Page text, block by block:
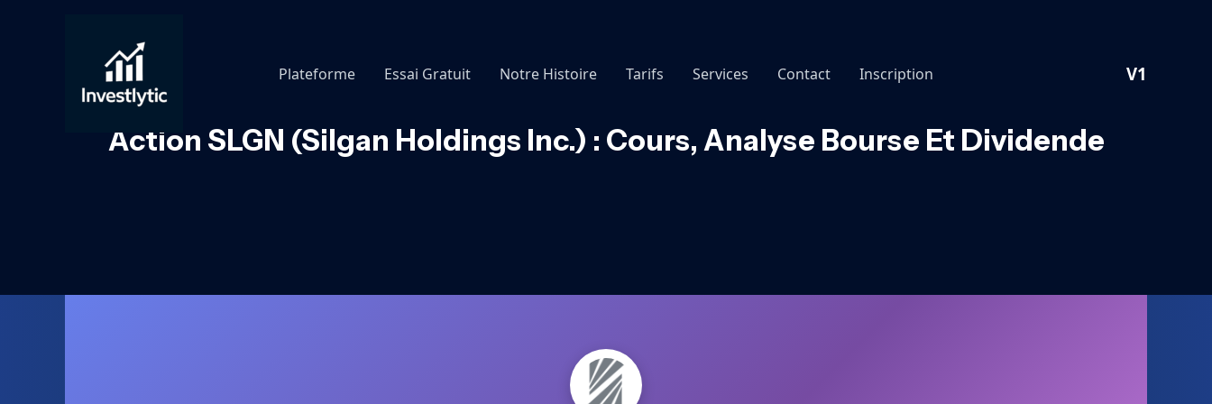
Plateforme
Essai Gratuit Notre Histoire Tarifs Services Contact Inscription V1
Action SLGN (Silgan Holdings Inc.) : Cours, Analyse Bourse Et Dividende